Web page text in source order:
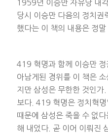
1959년 이승만 자유당 내
당시 이승만 다음의 정치
했다는 이 책의 내용은 정말
419 혁명과 함께 이승만 정
아남게된 경위를 이 책은
지만 삼성은 무한한 것인가
보다. 419 혁명은 정치혁명
때문에 삼성은 죽을 수 없
해 내었다. 곧 이어 이뤄진